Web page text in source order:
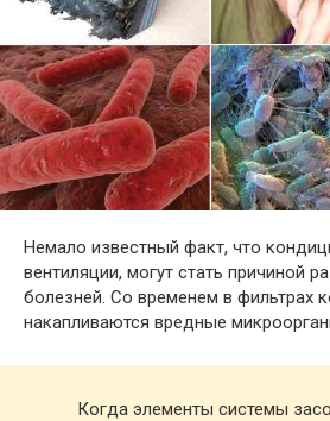
Немало известный факт, что
вентиляции, могут стать причиной
болезней. Со временем в фильтрах
накапливаются вредные
Когда элементы системы